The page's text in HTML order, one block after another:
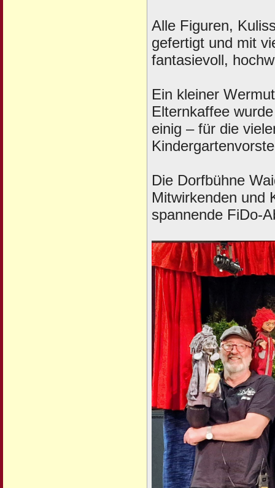
Alle Figuren,
gefertigt und mit
fantasievoll,
Ein kleiner
Elternkaffee
einig – für die
Die Dorfbühne
Mitwirkenden und
spannende FiDo-